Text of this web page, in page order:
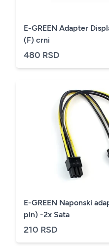
E-GREEN Adapter
(F) crni
480 RSD
E-GREEN Naponski
pin) -2x Sata
210 RSD